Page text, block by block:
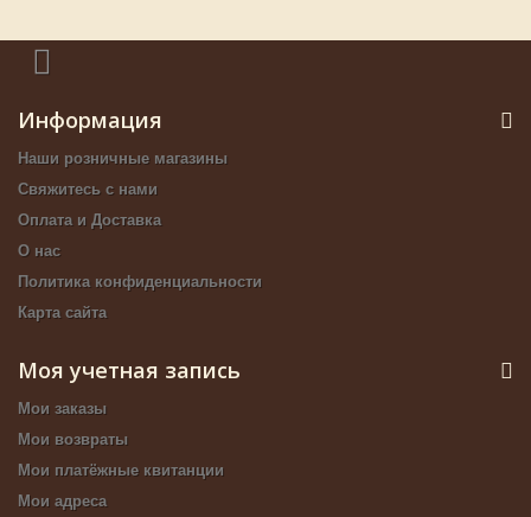
Информация
Наши розничные магазины
Свяжитесь с нами
Оплата и Доставка
О нас
Политика конфиденциальности
Карта сайта
Моя учетная запись
Мои заказы
Мои возвраты
Мои платёжные квитанции
Мои адреса